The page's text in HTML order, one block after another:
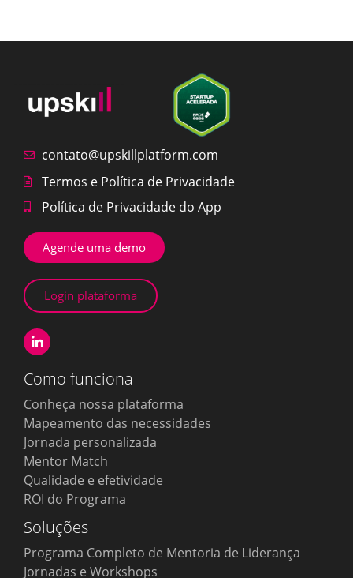
contato@upskillplatform.com
Termos e Política de Privacidade
Política de Privacidade do App
Agende uma demo
Login plataforma
Como funciona
Conheça nossa plataforma
Mapeamento das necessidades
Jornada personalizada
Mentor Match
Qualidade e efetividade
ROI do Programa
Soluções
Programa Completo de Mentoria de Liderança
Jornadas e Workshops